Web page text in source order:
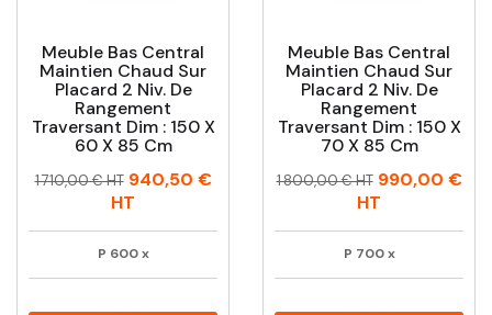
Meuble Bas Central
Maintien Chaud Sur
Placard 2 Niv. De
Rangement
Traversant Dim : 150 X
60 X 85 Cm
Prix
Prix
1 710,00 € HT 940,50 €
HT
P 600 x
Meuble Bas Central
Maintien Chaud Sur
Placard 2 Niv. De
Rangement
Traversant Dim : 150 X
70 X 85 Cm
Prix
Prix
1 800,00 € HT 990,00 €
HT
P 700 x